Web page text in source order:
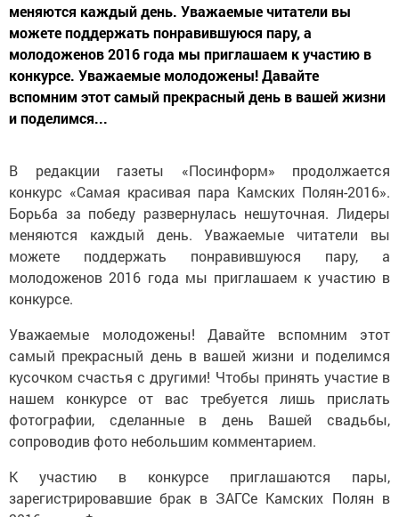
меняются каждый день. Уважаемые читатели вы
можете поддержать понравившуюся пару, а
молодоженов 2016 года мы приглашаем к участию в
конкурсе. Уважаемые молодожены! Давайте
вспомним этот самый прекрасный день в вашей жизни
и поделимся...
В редакции газеты «Посинформ» продолжается
конкурс «Самая красивая пара Камских Полян-2016».
Борьба за победу развернулась нешуточная. Лидеры
меняются каждый день. Уважаемые читатели вы
можете поддержать понравившуюся пару, а
молодоженов 2016 года мы приглашаем к участию в
конкурсе.
Уважаемые молодожены! Давайте вспомним этот
самый прекрасный день в вашей жизни и поделимся
кусочком счастья с другими! Чтобы принять участие в
нашем конкурсе от вас требуется лишь прислать
фотографии, сделанные в день Вашей свадьбы,
сопроводив фото небольшим комментарием.
К участию в конкурсе приглашаются пары,
зарегистрировавшие брак в ЗАГСе Камских Полян в